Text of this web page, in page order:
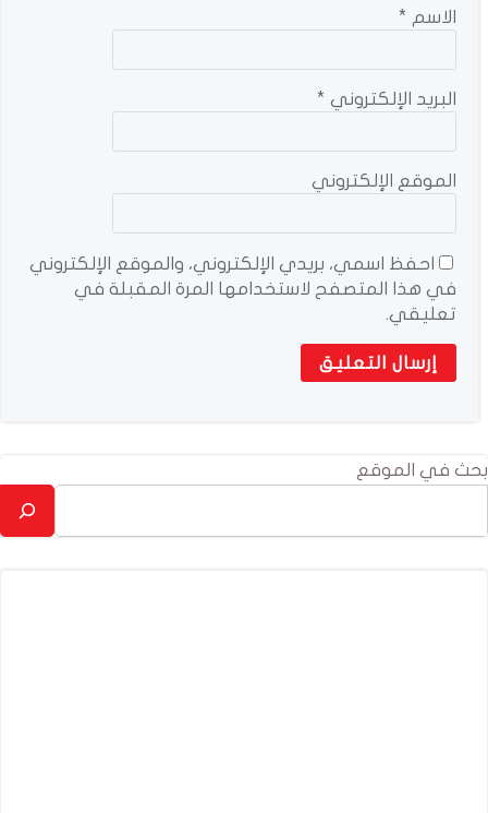
الاسم *
البريد الإلكتروني *
الموقع الإلكتروني
احفظ اسمي، بريدي الإلكتروني، والموقع الإلكتروني
في هذا المتصفح لاستخدامها المرة المقبلة في
تعليقي.
بحث في الموقع